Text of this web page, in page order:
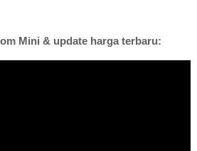
Mini & update harga terbaru: